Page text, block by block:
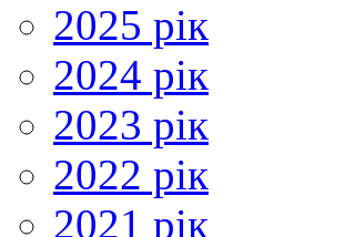
2025 рік
2024 рік
2023 рік
2022 рік
2021 рік